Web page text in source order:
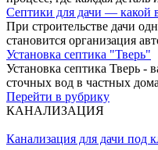
Септики для дачи — какой
При строительстве дачи
становится организация
Установка септика "Тверь"
Установка септика Тверь -
сточных вод в частных
Перейти в рубрику
КАНАЛИЗАЦИЯ
Канализация для дачи под